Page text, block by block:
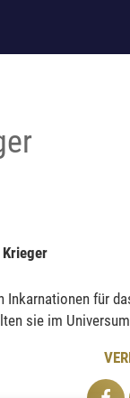
Inkarnationen für
sie im